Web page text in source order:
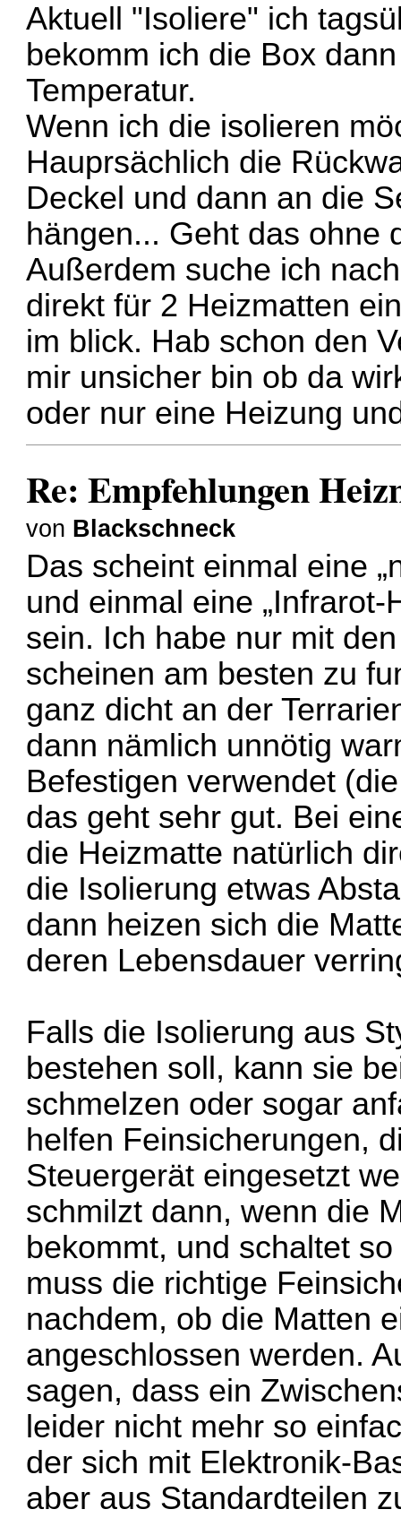
Aktuell "Isoliere" ich
bekomm ich die Box
Temperatur.
Wenn ich die isolieren
Hauprsächlich die
Deckel und dann an die
hängen... Geht das ohne
Außerdem suche ich
direkt für 2 Heizmatten
im blick. Hab schon den
mir unsicher bin ob da
oder nur eine Heizung
Re: Empfehlungen
von Blackschneck
Das scheint einmal eine
und einmal eine
sein. Ich habe nur mit
scheinen am besten zu
ganz dicht an der
dann nämlich unnötig
Befestigen verwendet
das geht sehr gut. Bei
die Heizmatte natürlich
die Isolierung etwas
dann heizen sich die
deren Lebensdauer
Falls die Isolierung aus
bestehen soll, kann sie
schmelzen oder sogar
helfen Feinsicherungen,
Steuergerät eingesetzt
schmilzt dann, wenn die
bekommt, und schaltet
muss die richtige
nachdem, ob die Matten
angeschlossen werden.
sagen, dass ein
leider nicht mehr so
der sich mit Elektronik-
aber aus Standardteilen